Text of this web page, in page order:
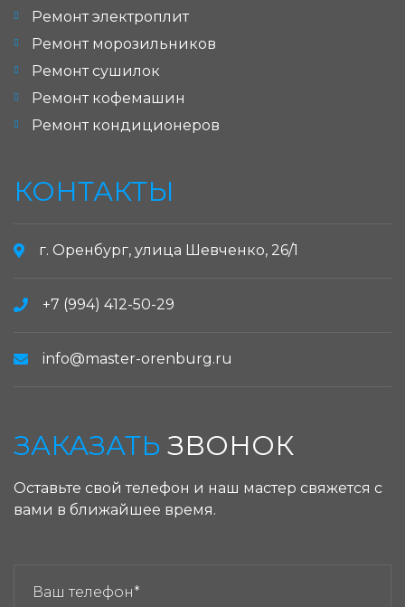
Ремонт электроплит
Ремонт морозильников
Ремонт сушилок
Ремонт кофемашин
Ремонт кондиционеров
КОНТАКТЫ
г. Оренбург, улица Шевченко, 26/1
+7 (994) 412-50-29
info@master-orenburg.ru
ЗАКАЗАТЬ ЗВОНОК
Оставьте свой телефон и наш мастер свяжется с
вами в ближайшее время.